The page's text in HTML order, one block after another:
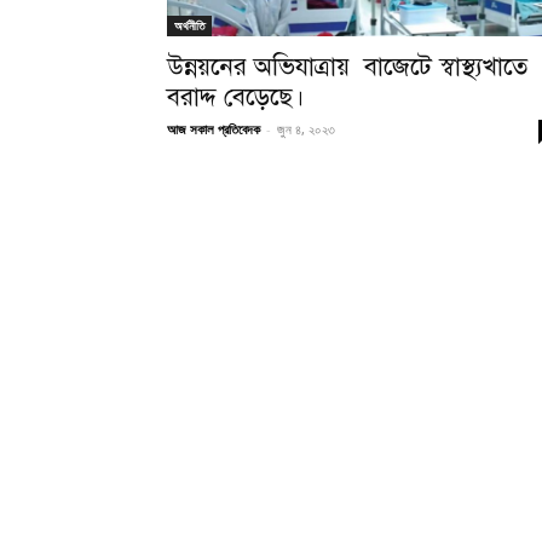
অর্থনীতি
উন্নয়নের অভিযাত্রায় বাজেটে স্বাস্থ্যখাতে
বরাদ্দ বেড়েছে।
আজ সকাল প্রতিবেদক - জুন ৪, ২০২৩